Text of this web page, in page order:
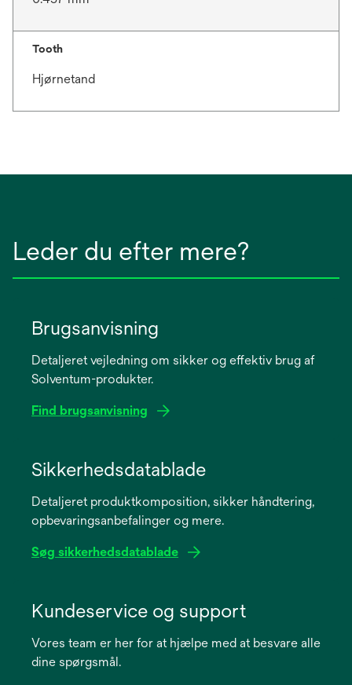
Tooth
Hjørnetand
Leder du efter mere?
Brugsanvisning
Detaljeret vejledning om sikker og effektiv brug af
Solventum-produkter.
Find brugsanvisning
new
Sikkerhedsdatablade
Detaljeret produktkomposition, sikker håndtering,
opbevaringsanbefalinger og mere.
Søg sikkerhedsdatablade
new
Kundeservice og support
Vores team er her for at hjælpe med at besvare alle
dine spørgsmål.